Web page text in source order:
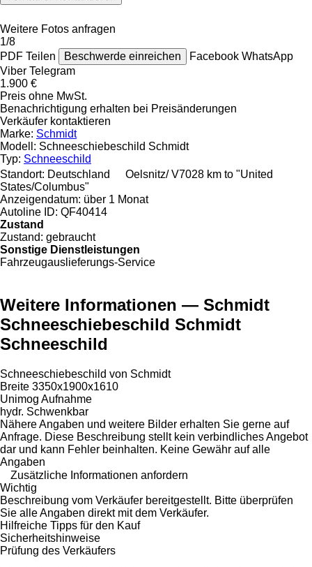
Weitere Fotos anfragen
1/8
PDF Teilen Beschwerde einreichen Facebook WhatsApp
Viber Telegram
1.900 €
Preis ohne MwSt.
Benachrichtigung erhalten bei Preisänderungen
Verkäufer kontaktieren
Marke: Schmidt
Modell: Schneeschiebeschild Schmidt
Typ: Schneeschild
Standort: Deutschland Oelsnitz/ V7028 km to "United
States/Columbus"
Anzeigendatum: über 1 Monat
Autoline ID: QF40414
Zustand
Zustand: gebraucht
Sonstige Dienstleistungen
Fahrzeugauslieferungs-Service
Weitere Informationen — Schmidt
Schneeschiebeschild Schmidt
Schneeschild
Schneeschiebeschild von Schmidt
Breite 3350x1900x1610
Unimog Aufnahme
hydr. Schwenkbar
Nähere Angaben und weitere Bilder erhalten Sie gerne auf
Anfrage. Diese Beschreibung stellt kein verbindliches Angebot
dar und kann Fehler beinhalten. Keine Gewähr auf alle
Angaben
Zusätzliche Informationen anfordern
Wichtig
Beschreibung vom Verkäufer bereitgestellt. Bitte überprüfen
Sie alle Angaben direkt mit dem Verkäufer.
Hilfreiche Tipps für den Kauf
Sicherheitshinweise
Prüfung des Verkäufers